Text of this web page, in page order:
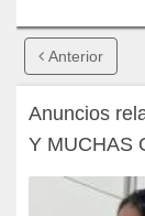
Anterior
Anuncios
Y MUCHAS